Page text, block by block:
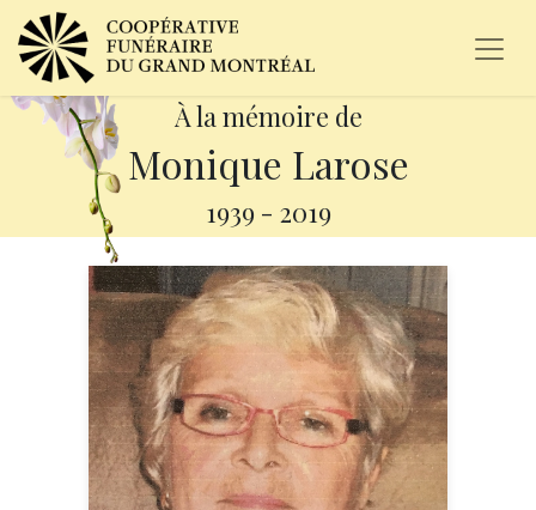
À la mémoire de
Monique Larose
1939 - 2019